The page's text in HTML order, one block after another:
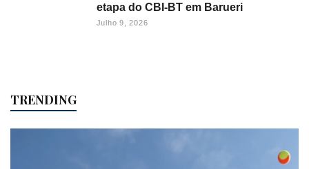
etapa do CBI-BT em Barueri
Julho 9, 2026
TRENDING